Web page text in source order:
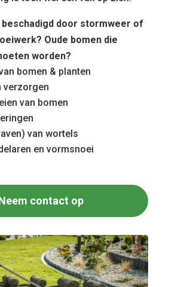
beschadigd door stormweer of
Oude bomen die
worden?
bomen & planten
verzorgen
van bomen
van wortels
en vormsnoei
contact op